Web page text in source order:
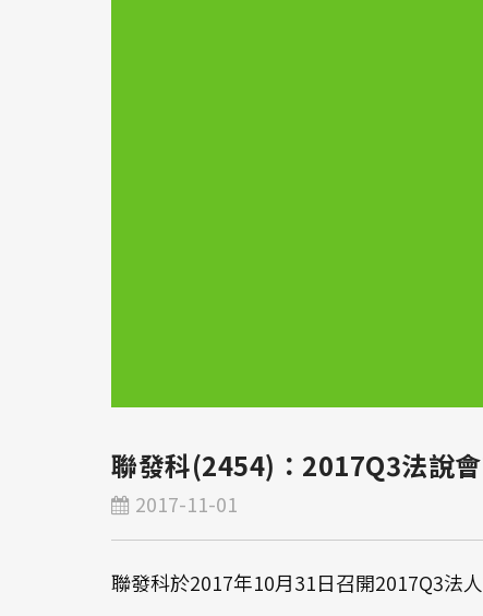
聯發科(2454)：2017Q3法說
2017-11-01
聯發科於2017年10月31日召開2017Q3法